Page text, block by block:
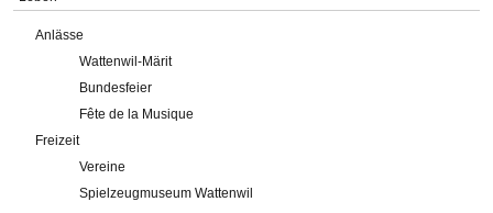
Anlässe
Wattenwil-Märit
Bundesfeier
Fête de la Musique
Freizeit
Vereine
Spielzeugmuseum Wattenwil